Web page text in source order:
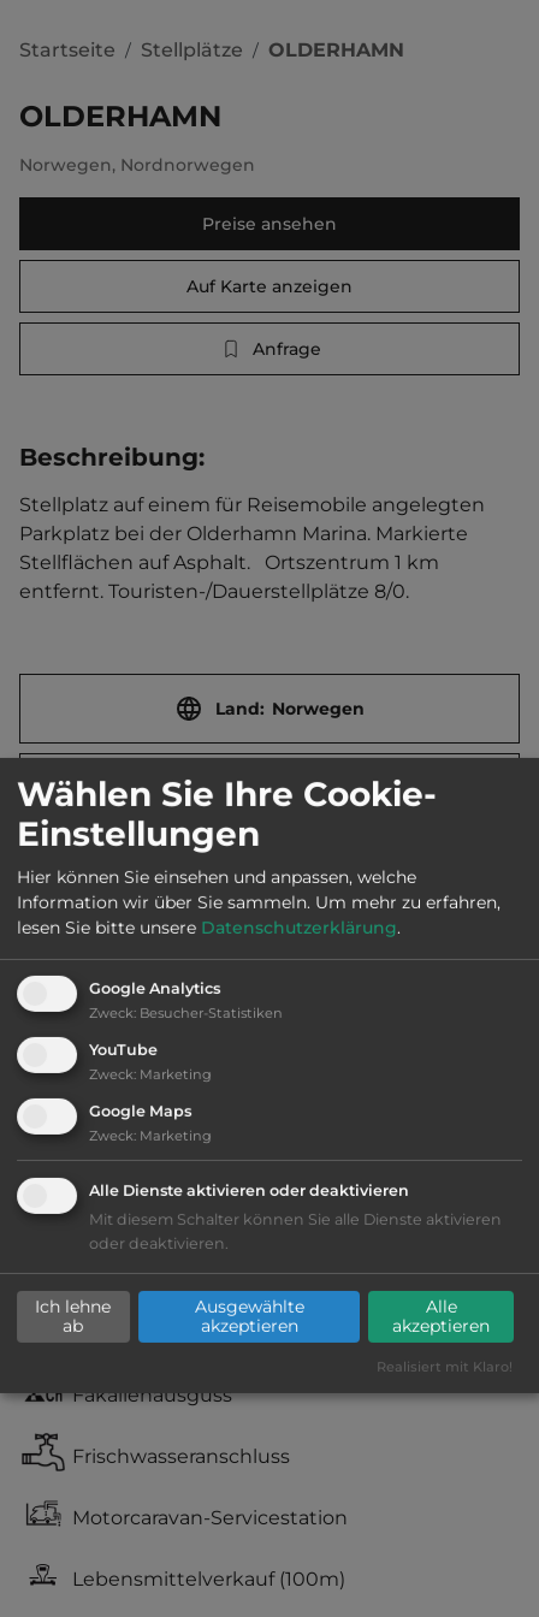
Startseite / Stellplätze / OLDERHAMN
OLDERHAMN
Norwegen, Nordnorwegen
Preise ansehen
Auf Karte anzeigen
Anfrage
Beschreibung:
Stellplatz auf einem für Reisemobile angelegten
Parkplatz bei der Olderhamn Marina. Markierte
Stellflächen auf Asphalt.   Ortszentrum 1 km
entfernt. Touristen-/Dauerstellplätze 8/0.
Land: Norwegen
Stadt: 9300 Finnsnes
Straße:
Ausstattung:
Lage: ansprechend
Geräuschkulisse: erträgliche
Lärmbelästigung
Stromanschluss
Fäkalienausguss
Frischwasseranschluss
Motorcaravan-Servicestation
Lebensmittelverkauf(100m)
Wählen Sie Ihre Cookie-
Einstellungen
Hier können Sie einsehen und anpassen, welche
Information wir über Sie sammeln. Um mehr zu erfahren,
lesen Sie bitte unsere Datenschutzerklärung.
Google Analytics
Zweck: Besucher-Statistiken
YouTube
Zweck: Marketing
Google Maps
Zweck: Marketing
Alle Dienste aktivieren oder deaktivieren
Mit diesem Schalter können Sie alle Dienste aktivieren
oder deaktivieren.
Ich lehne
ab
Ausgewählte
akzeptieren
Alle
akzeptieren
Realisiert mit Klaro!